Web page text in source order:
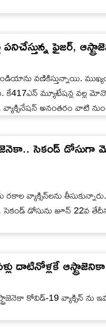
ఫైజర్,
ఇండియాను వణికిస్తున్నాయి.
మ్యూటేషన్ల వల్ల
అనంతరం వాటి
సెకండ్ డోసుగా
వ్యాక్సిన్‌లను
సెకండ్ డోసును జూన్ 22వ
దాటినోళ్లకే
కోవిడ్-19 వ్యాక్సిన్ ను